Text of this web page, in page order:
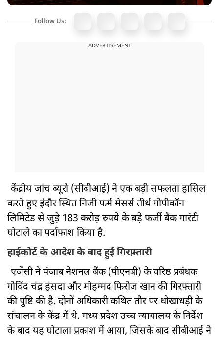
Follow Us:
ADVERTISEMENT
केंद्रीय जांच ब्यूरो (सीबीआई) ने एक बड़ी सफलता हासिल
करते हुए इंदौर स्थित निजी फर्म मेसर्स तीर्थ गोपीकॉन
लिमिटेड से जुड़े 183 करोड़ रुपये के बड़े फर्जी बैंक गारंटी
घोटाले का पर्दाफाश किया है.
हाईकोर्ट के आदेश के बाद हुई गिरफ़्तारी
एजेंसी ने पंजाब नेशनल बैंक (पीएनबी) के वरिष्ठ प्रबंधक
गोविंद चंद्र हंसदा और मोहम्मद फिरोज खान की गिरफ्तारी
की पुष्टि की है. दोनों अधिकारी कथित तौर पर धोखाधड़ी के
संचालन के केंद्र में थे. मध्य प्रदेश उच्च न्यायालय के निर्देश
के बाद यह घोटाला प्रकाश में आया, जिसके बाद सीबीआई ने